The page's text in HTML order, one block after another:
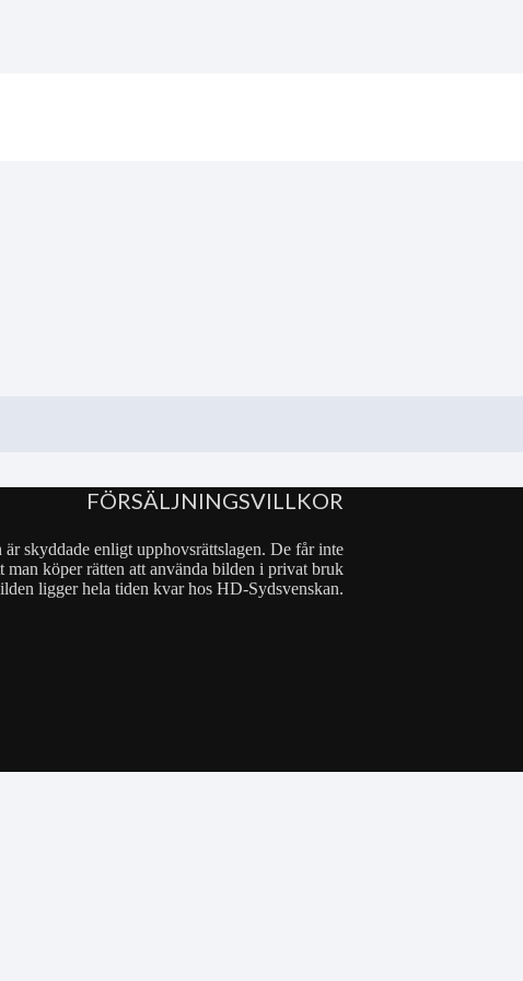
FÖRSÄLJNINGSVILLKOR
skyddade enligt upphovsrättslagen. De får inte
köper rätten att använda bilden i privat bruk
ligger hela tiden kvar hos HD-Sydsvenskan.